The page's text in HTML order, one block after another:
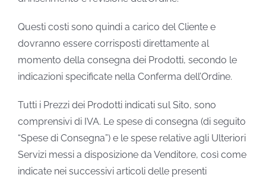
Questi costi sono quindi a carico del Cliente e
dovranno essere corrisposti direttamente al
momento della consegna dei Prodotti, secondo le
indicazioni specificate nella Conferma dell’Ordine.
Tutti i Prezzi dei Prodotti indicati sul Sito, sono
comprensivi di IVA. Le spese di consegna (di seguito
“Spese di Consegna”) e le spese relative agli Ulteriori
Servizi messi a disposizione da Venditore, così come
indicate nei successivi articoli delle presenti